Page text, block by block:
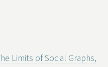
Limits of Social Graphs,